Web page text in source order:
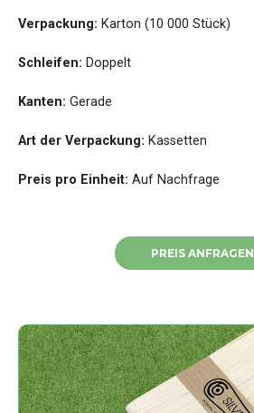
Verpackung: Karton (10 000 Stück)
Schleifen: Doppelt
Kanten: Gerade
Art der Verpackung: Kassetten
Preis pro Einheit: Auf Nachfrage
PREIS ANFRAGEN